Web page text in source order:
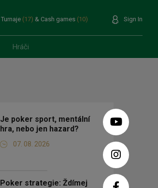
Turnaje (17) & Cash games (10) Sign In
Hráči
Je poker sport, mentální
hra, nebo jen hazard?
07. 08. 2026
Poker strategie: Ždímej